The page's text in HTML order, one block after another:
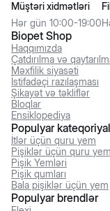
Biopet Shop
Haqqımızda
Çatdırılma və
Məxfilik siyasəti
İstifadəçi razılaşması
Şikayət və təkliflər
Bloqlar
Ensiklopediya
Müştəri xidmətləri
Hər gün 10:00-19:00
Populyar
İtlər üçün quru yem
Pişiklər üçün quru yem
Pişik Yemləri
Pişik qumları
Bala pişiklər üçün yem
Populyar brendlər